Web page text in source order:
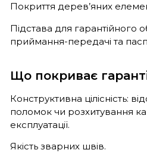
Покриття дерев’яних
Підстава для гарантійного
приймання-передачі та
Що покриває
Конструктивна цілісність:
поломок чи розхитування
експлуатації.
Якість зварних швів.